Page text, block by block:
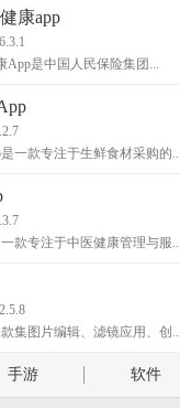
康app
App是中国人民保险集团...
一款专注于生鲜食材采购的...
款专注于中医健康管理与服...
集图片编辑、滤镜应用、创...
手游 软件